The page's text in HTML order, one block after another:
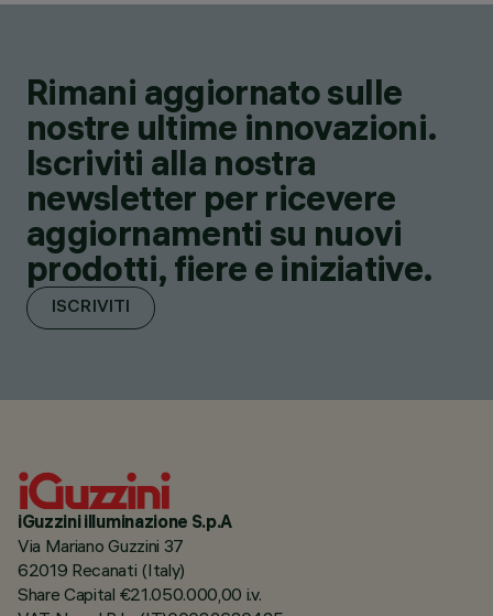
Rimani aggiornato sulle
nostre ultime innovazioni.
Iscriviti alla nostra
newsletter per ricevere
aggiornamenti su nuovi
prodotti, fiere e iniziative.
ISCRIVITI
iGuzzini illuminazione S.p.A
Via Mariano Guzzini 37
62019 Recanati (Italy)
Share Capital €21.050.000,00 i.v.